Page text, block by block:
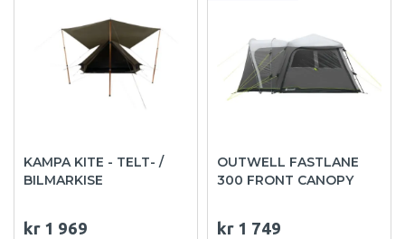
KAMPA KITE - TELT- /
BILMARKISE
kr 1 969
OUTWELL FASTLANE
300 FRONT CANOPY
kr 1 749